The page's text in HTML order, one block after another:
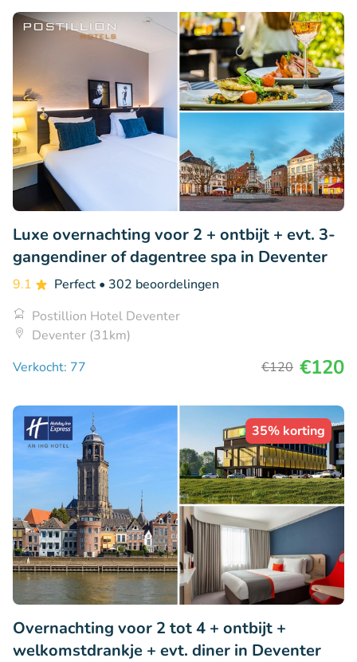
Luxe overnachting voor 2 + ontbijt + evt. 3-
gangendiner of dagentree spa in Deventer
9.1 Perfect • 302 beoordelingen
Postillion Hotel Deventer
Deventer (31km)
Verkocht: 77
€120 €120
35% korting
Overnachting voor 2 tot 4 + ontbijt +
welkomstdrankje + evt. diner in Deventer